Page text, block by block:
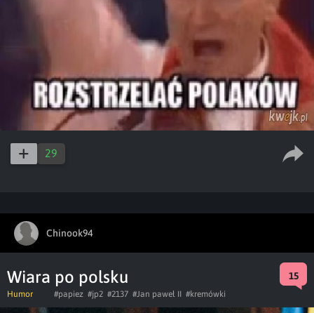
29
Chinook94
Wiara po polsku 15
Humor #papiez #jp2 #2137 #Jan paweł II #kremówki